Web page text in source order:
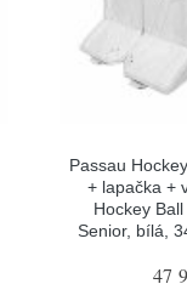
Passau
+ lapačka +
Hockey
Senior, bílá,
47